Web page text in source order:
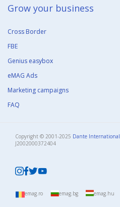
Grow your business​
Cross Border
FBE
Genius easybox
eMAG Ads
Marketing campaigns
FAQ
Copyright © 2001-2025 Dante International
J2002000372404​
emag.ro emag.bg emag.hu